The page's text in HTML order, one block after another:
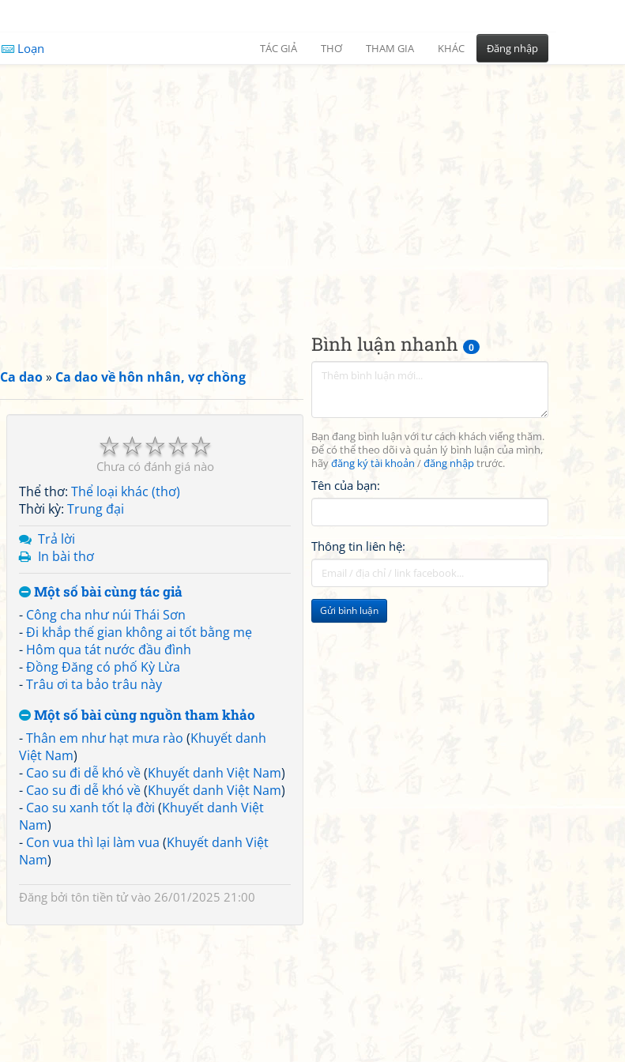
Loạn TÁC GIẢ THƠ THAM GIA KHÁC Đăng nhập
Bình luận nhanh 0
Bạn đang bình luận với tư cách khách viếng thăm.
Để có thể theo dõi và quản lý bình luận của mình,
hãyđăng ký tài khoản /đăng nhậptrước.
Tên của bạn:
Thông tin liên hệ:
Gửi bình luận
Ca dao» Ca dao về hôn nhân, vợ chồng
☆
☆
☆
☆
☆
Chưa có đánh giá nào
Thể thơ: Thể loại khác (thơ)
Thời kỳ: Trung đại
Trả lời
In bài thơ
Một số bài cùng tác giả
- Công cha như núi Thái Sơn
-Đi khắp thế gian không ai tốt bằng mẹ
- Hôm qua tát nước đầu đình
-Đồng Đăng có phố Kỳ Lừa
-Trâu ơi ta bảo trâu này
Một số bài cùng nguồn tham khảo
-Thân em như hạt mưa rào (Khuyết danh
Việt Nam)
- Cao su đi dễ khó về(Khuyết danh Việt Nam)
- Cao su đi dễ khó về(Khuyết danh Việt Nam)
- Cao su xanh tốt lạ đời (Khuyết danh Việt
Nam)
- Con vua thì lại làm vua (Khuyết danh Việt
Nam)
Đăng bởi tôn tiền tửvào 26/01/2025 21:00